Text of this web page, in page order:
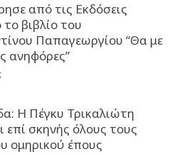
από τις Εκδόσεις
βιβλίο του
Παπαγεωργίου “Θα με
ανηφόρες”
H Πέγκυ Τρικαλιώτη
επί σκηνής όλους τους
ομηρικού έπους